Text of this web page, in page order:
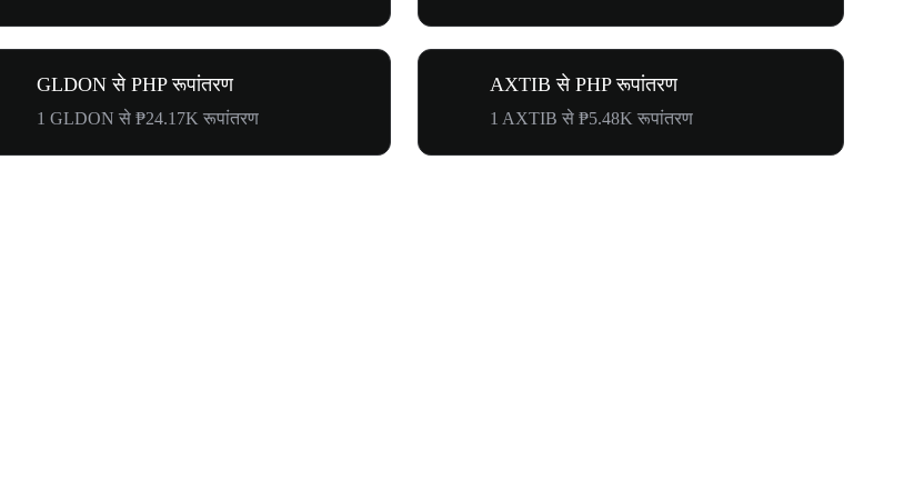
GLDON से PHP रूपांतरण
1 GLDON से ₱24.17K रूपांतरण
AXTIB से PHP रूपांतरण
1 AXTIB से ₱5.48K रूपांतरण